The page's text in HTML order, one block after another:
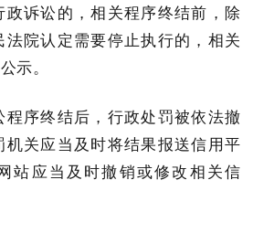
政诉讼的，相关程序终结前，除
院认定需要停止执行的，相关
示。
序终结后， 行政处罚被依法撤
机关应当及时将结果报送信用平
站应当及时撤销或修改相关信